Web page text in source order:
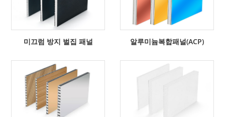
미끄럼 방지 벌집 패널 알루미늄복합패널(ACP)